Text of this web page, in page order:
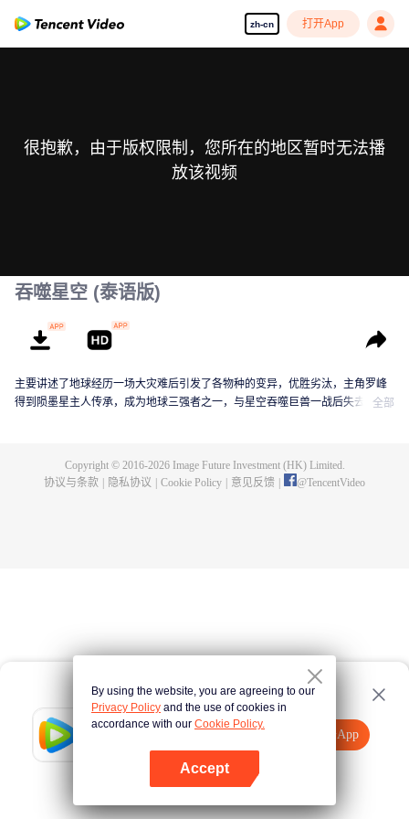
zh-cn 打开App
Tencent Video
打开App
点击此处
很抱歉，由于版权限制，您所在的地区暂时无法播
放该视频
吞噬星空 (泰语版)
主要讲述了地球经历一场大灾难后引发了各物种的变异，优胜劣汰，主角罗峰
得到陨墨星主人传承，成为地球三强者之一，与星空吞噬巨兽一战后失去肉全部
Copyright © 2016-2026Image Future Investment (HK) Limited.
协议与条款
隐私协议 Cookie Policy 意见反馈 @TencentVideo
By using the website, you are agreeing to our
Privacy Policy and the use of cookies in
accordance with our Cookie Policy.
Accept